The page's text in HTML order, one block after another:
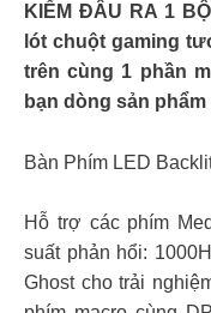
KIẾM ĐÂU RA 1
lót chuột gaming
trên cùng 1 phần
bạn dòng sản
Bàn Phím LED
Hỗ trợ các phím
suất phản hổi:
Ghost cho trải